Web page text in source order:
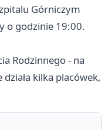
Górniczym
o godzinie 19:00.
Rodzinnego - na
kilka placówek,